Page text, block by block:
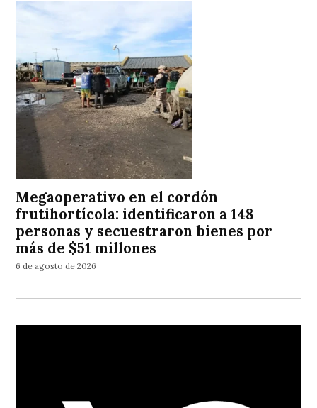
Megaoperativo en el cordón
frutihortícola: identificaron a 148
personas y secuestraron bienes por
más de $51 millones
6 de agosto de 2026